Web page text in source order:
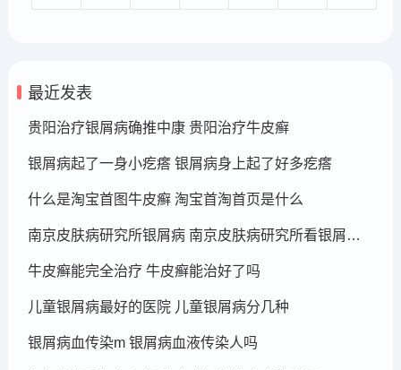
最近发表
贵阳治疗银屑病确推中康 贵阳治疗牛皮癣
银屑病起了一身小疙瘩 银屑病身上起了好多疙瘩
什么是淘宝首图牛皮癣 淘宝首淘首页是什么
南京皮肤病研究所银屑病 南京皮肤病研究所看银屑病哪个医生厉害
牛皮癣能完全治疗 牛皮癣能治好了吗
儿童银屑病最好的医院 儿童银屑病分几种
银屑病血传染m 银屑病血液传染人吗